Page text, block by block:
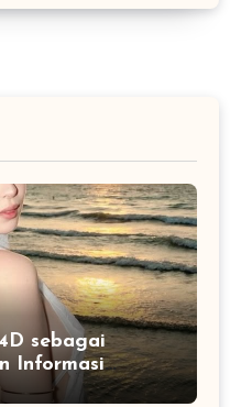
sebagai
Informasi